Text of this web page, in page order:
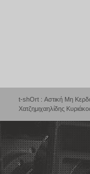
t-shOrt : Αστική Μη
Χατζημιχαηλίδης